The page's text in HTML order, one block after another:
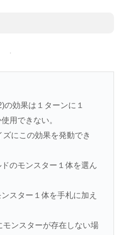
の効果は１ターンに１
用できない。
にこの効果を発動でき
のモンスター１体を選ん
スター１体を手札に加え
モンスターが存在しない場